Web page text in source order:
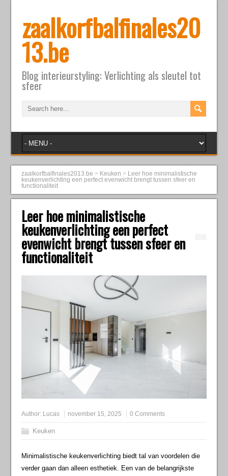
zaalkorfbalfinales20
13.be
Blog interieurstyling: Verlichting als sleutel tot
sfeer
zaalkorfbalfinales2013.be > Keuken > Leer hoe minimalistische
keukenverlichting een perfect evenwicht brengt tussen sfeer en
functionaliteit
Leer hoe minimalistische
keukenverlichting een perfect
evenwicht brengt tussen sfeer en
functionaliteit
Author: Lucas november 15, 2025 0 Comments
Keuken
Minimalistische keukenverlichting biedt tal van voordelen die
verder gaan dan alleen esthetiek. Een van de belangrijkste